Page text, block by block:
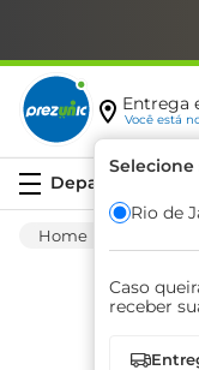
Entrega
Você está
Rio de
Caso
receber